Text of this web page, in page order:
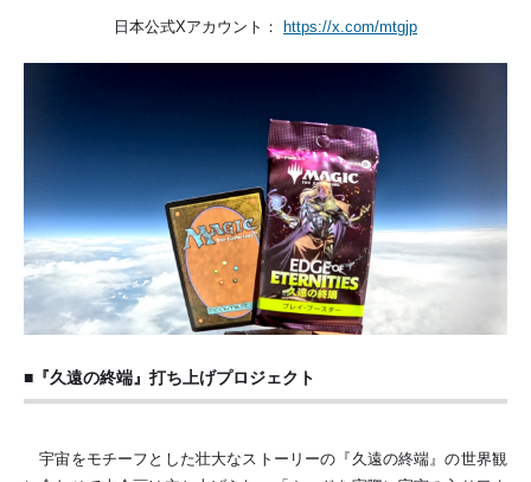
日本公式Xアカウント： https://x.com/mtgjp
■『久遠の終端』打ち上げプロジェクト
宇宙をモチーフとした壮大なストーリーの『久遠の終端』の世界観